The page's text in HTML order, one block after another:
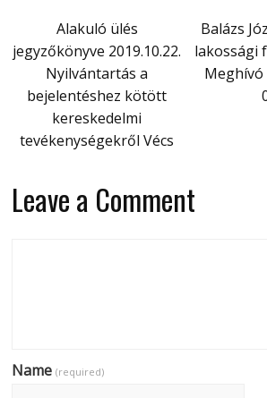
Alakuló ülés
jegyzőkönyve 2019.10.22.
Balázs
lakossági
Nyilvántartás a
bejelentéshez kötött
kereskedelmi
tevékenységekről Vécs
Leave a Comment
Name(required)